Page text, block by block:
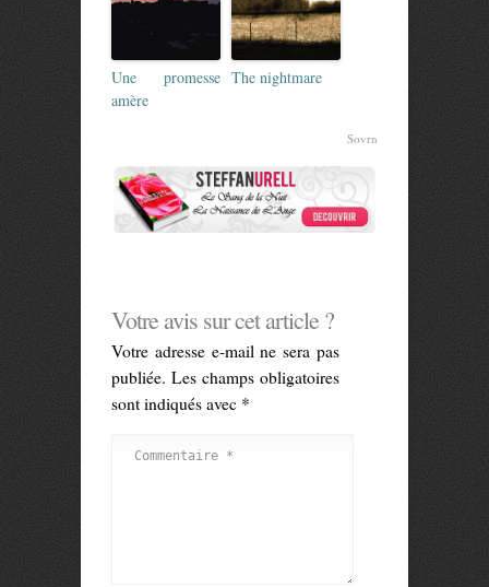
Une promesse
amère
The nightmare
Sovrn
Votre avis sur cet article ?
Votre adresse e-mail ne sera pas
publiée. Les champs obligatoires
sont indiqués avec *